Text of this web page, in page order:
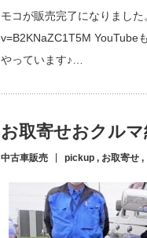
モコが販売完了になりまし
v=B2KNaZC1T5M YouTube
やっています♪…
お取寄せおクル
中古車販売 pickup , お取寄せ ,